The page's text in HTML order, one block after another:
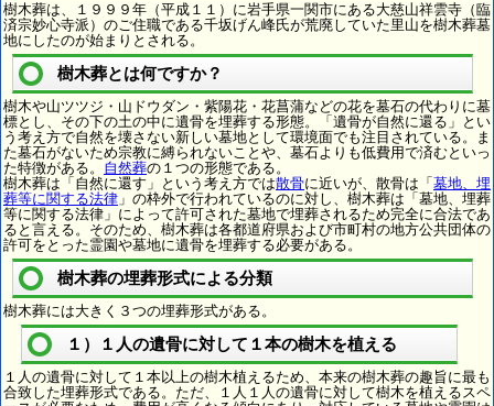
樹木葬は、１９９９年（平成１１）に岩手県一関市にある大慈山祥雲寺（臨
済宗妙心寺派）のご住職である千坂げん峰氏が荒廃していた里山を樹木葬墓
地にしたのが始まりとされる。
樹木葬とは何ですか？
樹木や山ツツジ・山ドウダン・紫陽花・花菖蒲などの花を墓石の代わりに墓
標とし、その下の土の中に遺骨を埋葬する形態。「遺骨が自然に還る」とい
う考え方で自然を壊さない新しい墓地として環境面でも注目されている。ま
た墓石がないため宗教に縛られないことや、墓石よりも低費用で済むといっ
た特徴がある。 自然葬の１つの形態である。
樹木葬は「自然に還す」という考え方では散骨に近いが、散骨は「 墓地、埋
葬等に関する法律 」の枠外で行われているのに対し、樹木葬は「墓地、埋葬
等に関する法律」によって許可された墓地で埋葬されるため完全に合法であ
ると言える。そのため、樹木葬は各都道府県および市町村の地方公共団体の
許可をとった霊園や墓地に遺骨を埋葬する必要がある。
樹木葬の埋葬形式による分類
樹木葬には大きく３つの埋葬形式がある。
１）１人の遺骨に対して１本の樹木を植える
１人の遺骨に対して１本以上の樹木植えるため、本来の樹木葬の趣旨に最も
合致した埋葬形式である。ただ、１人１人の遺骨に対して樹木を植えるスペ